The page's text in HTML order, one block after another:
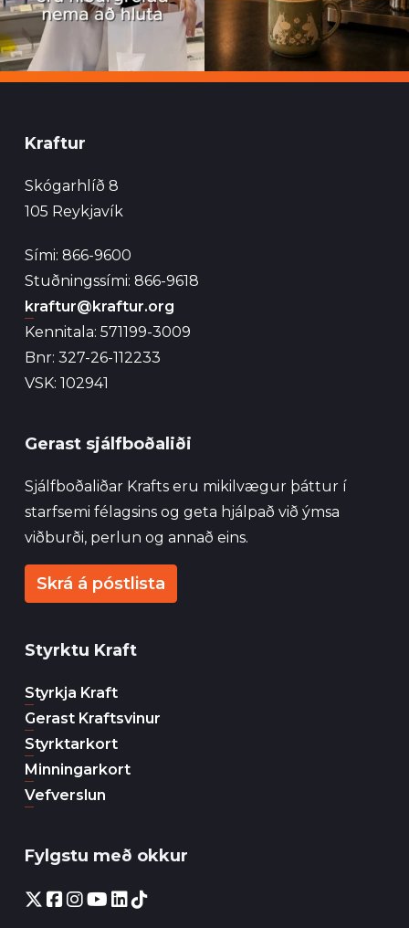
Kraftur
Skógarhlíð 8
105 Reykjavík
Sími: 866-9600
Stuðningssími: 866-9618
kraftur@kraftur.org
Kennitala: 571199-3009
Bnr: 327-26-112233
VSK: 102941
Gerast sjálfboðaliði
Sjálfboðaliðar Krafts eru mikilvægur þáttur í
starfsemi félagsins og geta hjálpað við ýmsa
viðburði, perlun og annað eins.
Skrá á póstlista
Styrktu Kraft
Styrkja Kraft
Gerast Kraftsvinur
Styrktarkort
Minningarkort
Vefverslun
Fylgstu með okkur